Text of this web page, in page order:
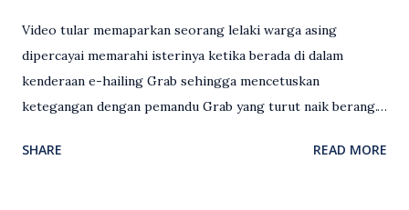
Video tular memaparkan seorang lelaki warga asing
dipercayai memarahi isterinya ketika berada di dalam
kenderaan e-hailing Grab sehingga mencetuskan
ketegangan dengan pemandu Grab yang turut naik berang.
antara seorang lelaki warga asing dengan pemandu Grab
SHARE READ MORE